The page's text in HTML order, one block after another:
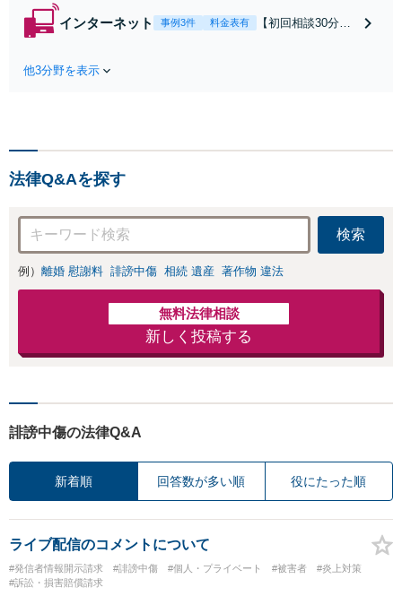
れたら、サインす
インターネット 事例3件 料金表有
【初回相談30分無
お店の風評被害対
応可：開示請求の
意見照会が来たと
きの対処法、被害
者との示談交渉
他3分野を表示
法律Q&Aを探す
検索
例） 離婚 慰謝料 誹謗中傷 相続 遺産 著作物 違法
無料法律相談
新しく投稿する
誹謗中傷の法律Q&A
新着順 回答数が多い順 役にたった順
ライブ配信のコメントについて
#発信者情報開示請求 #誹謗中傷 #個人・プライベート #被害者
#炎上対策
#訴訟・損害賠償請求